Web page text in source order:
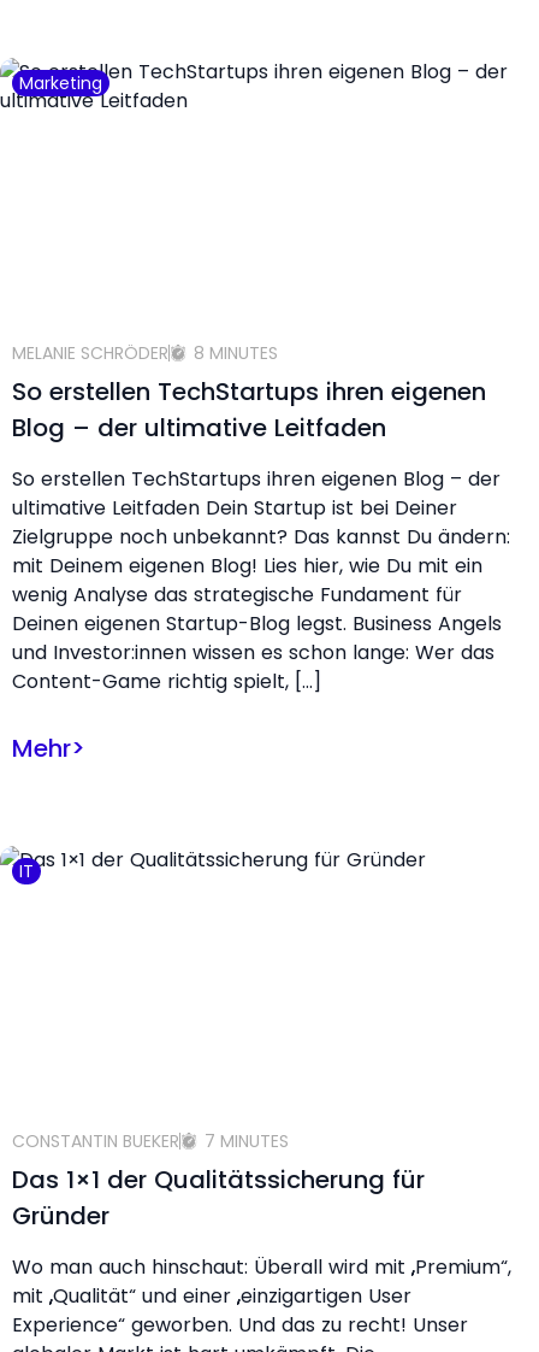
Marketing
MELANIE SCHRÖDER 8 MINUTES
So erstellen TechStartups ihren eigenen
Blog – der ultimative Leitfaden
So erstellen TechStartups ihren eigenen Blog – der
ultimative Leitfaden Dein Startup ist bei Deiner
Zielgruppe noch unbekannt? Das kannst Du ändern:
mit Deinem eigenen Blog! Lies hier, wie Du mit ein
wenig Analyse das strategische Fundament für
Deinen eigenen Startup-Blog legst. Business Angels
und Investor:innen wissen es schon lange: Wer das
Content-Game richtig spielt, […]
Mehr>
IT
CONSTANTIN BUEKER 7 MINUTES
Das 1×1 der Qualitätssicherung für
Gründer
Wo man auch hinschaut: Überall wird mit „Premium“,
mit „Qualität“ und einer „einzigartigen User
Experience“ geworben. Und das zu recht! Unser